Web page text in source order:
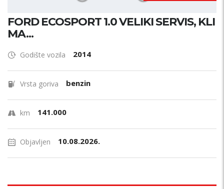
FORD ECOSPORT 1.0 VELIKI SERVIS, KLI
MA...
Godište vozila 2014
Vrsta goriva benzin
km 141.000
Objavljen 10.08.2026.